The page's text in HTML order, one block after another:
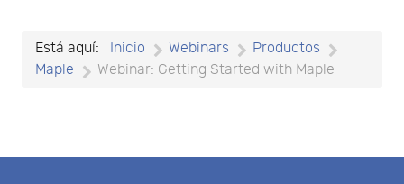
Está aquí: Inicio Webinars
Productos
Maple
Webinar: Getting Started with Maple